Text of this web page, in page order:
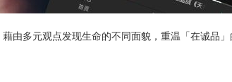
藉由多元观点发现生命的不同面貌，重温「在诚品